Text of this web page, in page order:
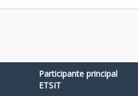
Participante principal
ETSIT